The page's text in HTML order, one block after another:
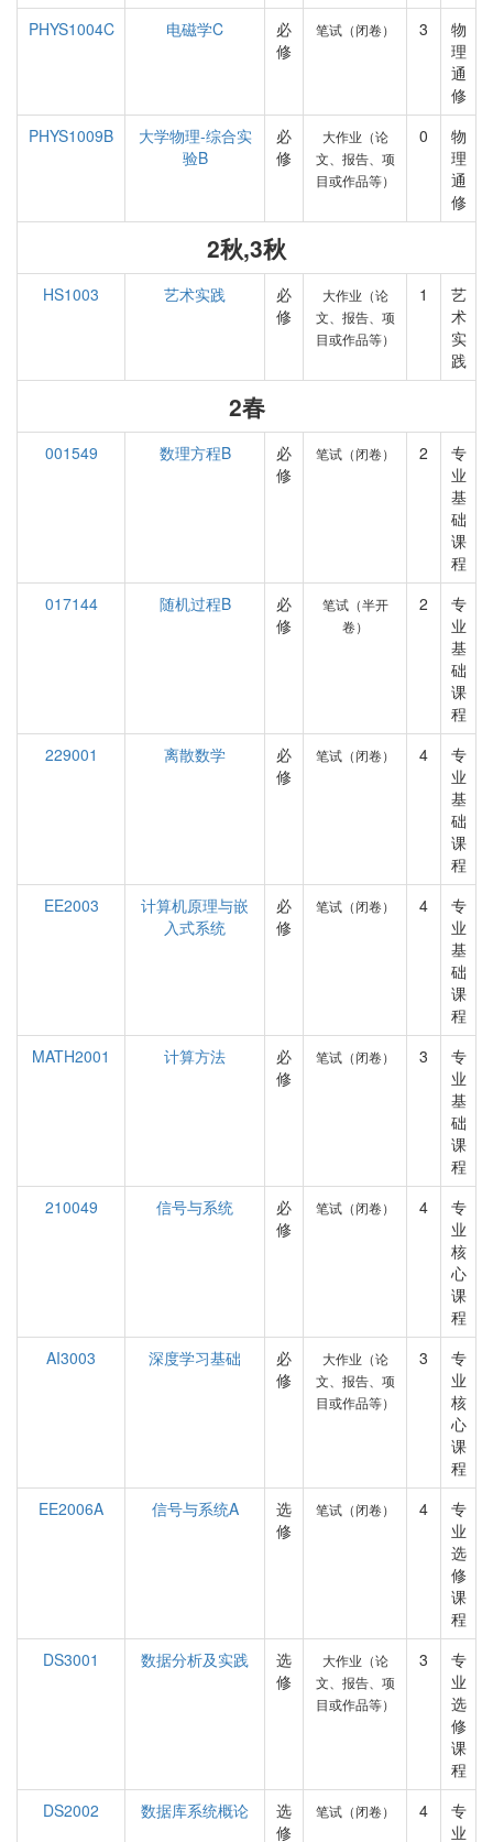
PHYS1004C
电磁学C
必
修
笔试（闭卷） 3
物
理
通
修
PHYS1009B
大学物理-综合实
验B
必
修
大作业（论
文、报告、项
目或作品等）
0
物
理
通
修
2秋,3秋
HS1003 艺术实践
必
修
大作业（论
文、报告、项
目或作品等）
1
艺
术
实
践
2春
001549 数理方程B
必
修
笔试（闭卷） 2
专
业
基
础
课
程
017144
随机过程B
必
修
笔试（半开
卷）
2
专
业
基
础
课
程
229001
离散数学
必
修
笔试（闭卷） 4
专
业
基
础
课
程
EE2003
计算机原理与嵌
入式系统
必
修
笔试（闭卷） 4
专
业
基
础
课
程
MATH2001
计算方法
必
修
笔试（闭卷） 3
专
业
基
础
课
程
210049
信号与系统
必
修
笔试（闭卷） 4
专
业
核
心
课
程
AI3003
深度学习基础
必
修
大作业（论
文、报告、项
目或作品等）
3
专
业
核
心
课
程
EE2006A
信号与系统A
选
修
笔试（闭卷） 4
专
业
选
修
课
程
DS3001
数据分析及实践
选
修
大作业（论
文、报告、项
目或作品等）
3
专
业
选
修
课
程
DS2002
数据库系统概论
选
修
笔试（闭卷） 4
专
业